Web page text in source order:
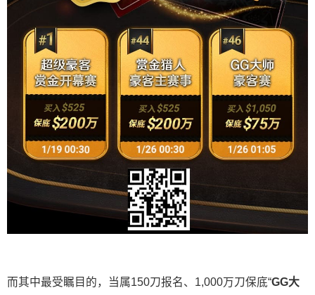
而其中最受瞩目的，当属150刀报名、1,000万刀保底“GG大